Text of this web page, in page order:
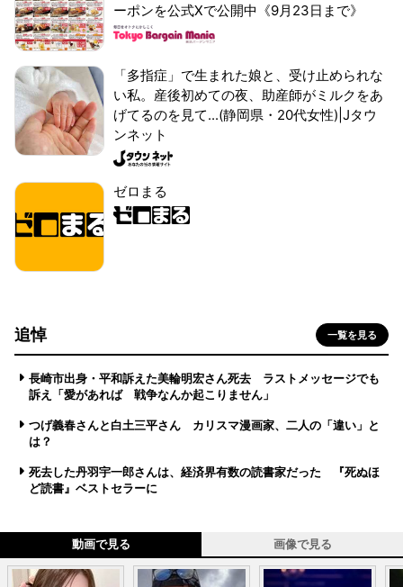
ーポンを公式Xで公開中《9月23日まで》
「多指症」で生まれた娘と、受け止められな
い私。産後初めての夜、助産師がミルクをあ
げてるのを見て...(静岡県・20代女性)|Jタウ
ンネット
ゼロまる
追悼 一覧を見る
長崎市出身・平和訴えた美輪明宏さん死去 ラストメッセージでも
訴え「愛があれば 戦争なんか起こりません」
つげ義春さんと白土三平さん カリスマ漫画家、二人の「違い」と
は？
死去した丹羽宇一郎さんは、経済界有数の読書家だった 『死ぬほ
ど読書』ベストセラーに
動画で見る 画像で見る